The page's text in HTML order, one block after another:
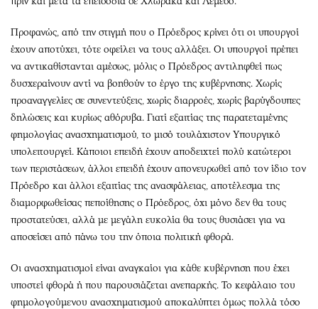
Προφανώς, από την στιγμή που ο Πρόεδρος κρίνει ότι οι υπουργοί
έχουν αποτύχει, τότε οφείλει να τους αλλάξει. Οι υπουργοί πρέπει
να αντικαθίστανται αμέσως, μόλις ο Πρόεδρος αντιληφθεί πως
δυσχεραίνουν αντί να βοηθούν το έργο της κυβέρνησης. Χωρίς
προαναγγελίες σε συνεντεύξεις, χωρίς διαρροές, χωρίς βαρύγδουπες
δηλώσεις και κυρίως αθόρυβα. Γιατί εξαιτίας της παρατεταμένης
φημολογίας ανασχηματισμού, το μισό τουλάχιστον Υπουργικό
υπολειτουργεί. Κάποιοι επειδή έχουν αποδειχτεί πολύ κατώτεροι
των περιστάσεων, άλλοι επειδή έχουν απονευρωθεί από τον ίδιο τον
Πρόεδρο και άλλοι εξαιτίας της ανασφάλειας, αποτέλεσμα της
διαμορφωθείσας πεποίθησης ο Πρόεδρος, όχι μόνο δεν θα τους
προστατεύσει, αλλά με μεγάλη ευκολία θα τους θυσιάσει για να
αποσείσει από πάνω του την όποια πολιτική φθορά.
Οι ανασχηματισμοί είναι αναγκαίοι για κάθε κυβέρνηση που έχει
υποστεί φθορά ή που παρουσιάζεται ανεπαρκής. Το κεφάλαιο του
φημολογούμενου ανασχηματισμού αποκαλύπτει όμως πολλά τόσο